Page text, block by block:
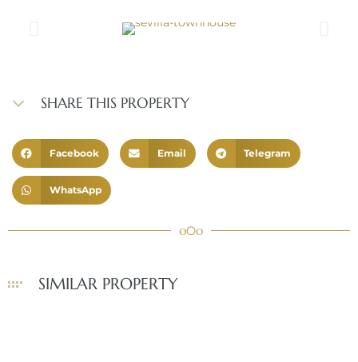
SHARE THIS PROPERTY
Facebook Email Telegram
WhatsApp
o0o
SIMILAR PROPERTY